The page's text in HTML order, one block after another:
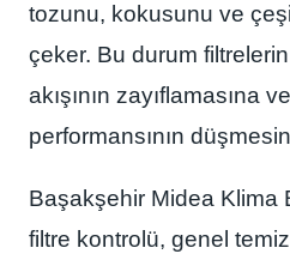
tozunu, kokusunu ve
çeker. Bu durum
akışının zayıflamasına
performansının
Başakşehir Midea Klima
filtre kontrolü, genel